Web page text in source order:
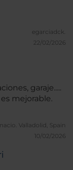
egarciadck.
22/02/2026
garaje.....
mejorable.
Valladolid, Spain
10/02/2026